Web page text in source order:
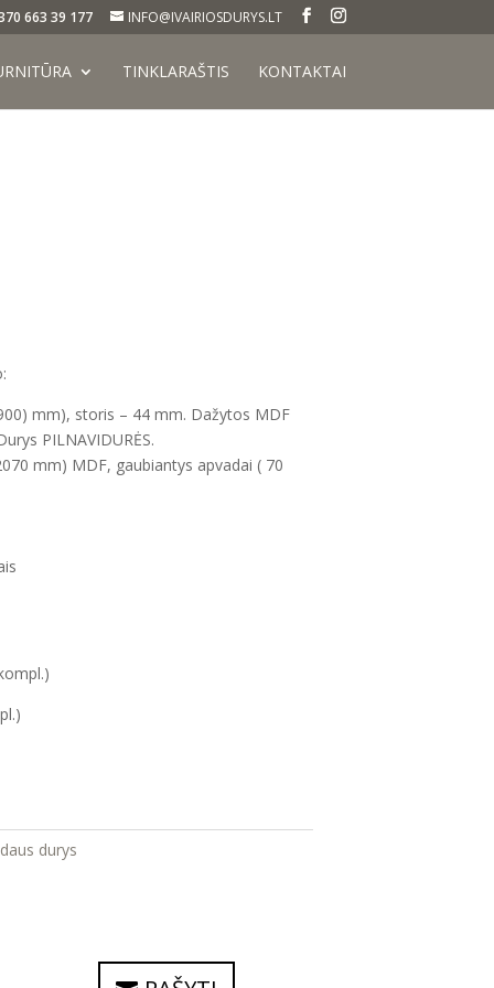
663 39 177 INFO@IVAIRIOSDURYS.LT
TINKLARAŠTIS KONTAKTAI
mm), storis – 44 mm. Dažytos MDF
PILNAVIDURĖS.
mm) MDF, gaubiantys apvadai ( 70
durys